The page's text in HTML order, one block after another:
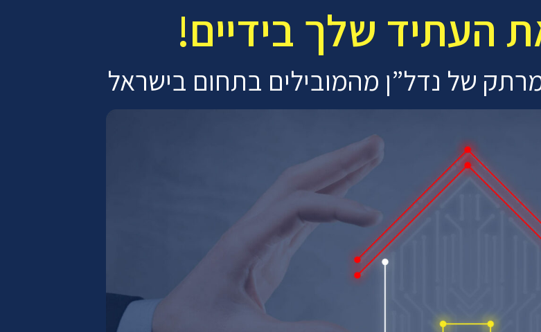
העתיד שלך בידיים!
של נדל”ן מהמובילים בתחום בישראל